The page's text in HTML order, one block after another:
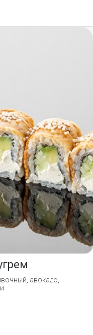
авокадо,